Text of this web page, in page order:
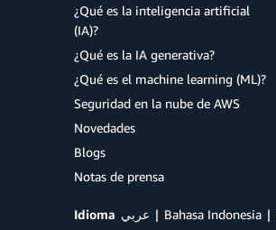
¿Qué es la inteligencia artificial
(IA)?
¿Qué es la IA generativa?
¿Qué es el machine learning (ML)?
Seguridad en la nube de AWS
Novedades
Blogs
Notas de prensa
Idioma عربي Bahasa Indonesia